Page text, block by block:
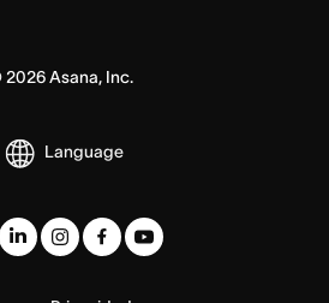
2026Asana, Inc.
Language